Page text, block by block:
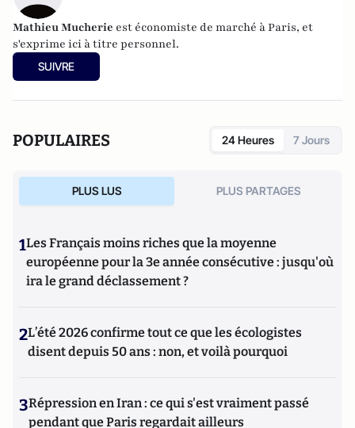
Mathieu Mucherie est économiste de marché à Paris, et
s'exprime ici à titre personnel.
SUIVRE
POPULAIRES 24 Heures 7 Jours
PLUS LUS PLUS PARTAGES
1Les Français moins riches que la moyenne
européenne pour la 3e année consécutive : jusqu'où
ira le grand déclassement ?
2L’été 2026 confirme tout ce que les écologistes
disent depuis 50 ans : non, et voilà pourquoi
3Répression en Iran : ce qui s'est vraiment passé
pendant que Paris regardait ailleurs